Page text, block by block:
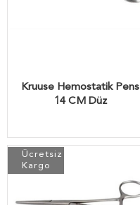
Kruuse Hemostatik Pens
14 CM Düz
Ücretsiz
Kargo